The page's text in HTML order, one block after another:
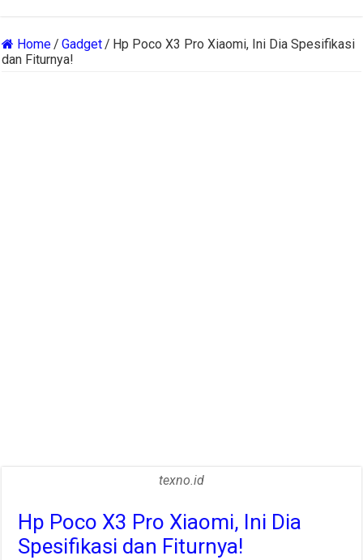
Home/ Gadget/ Hp Poco X3 Pro Xiaomi, Ini Dia Spesifikasi
dan Fiturnya!
texno.id
Hp Poco X3 Pro Xiaomi, Ini Dia
Spesifikasi dan Fiturnya!